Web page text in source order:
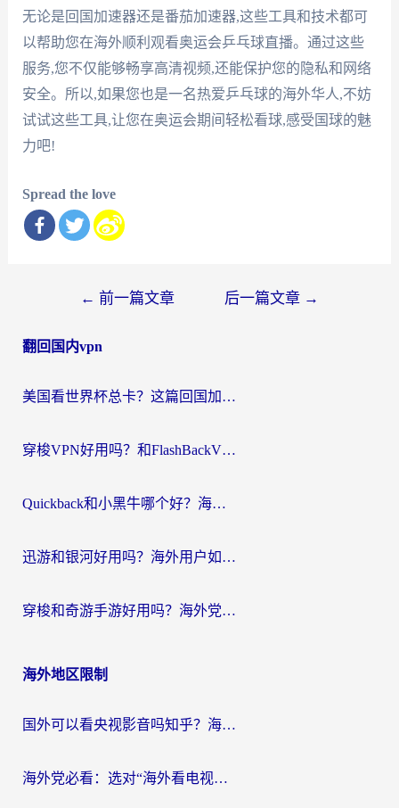
无论是回国加速器还是番茄加速器,这些工具和技术都可
以帮助您在海外顺利观看奥运会乒乓球直播。通过这些
服务,您不仅能够畅享高清视频,还能保护您的隐私和网络
安全。所以,如果您也是一名热爱乒乓球的海外华人,不妨
试试这些工具,让您在奥运会期间轻松看球,感受国球的魅
力吧!
Spread the love
导
← 前一篇文章 后一篇文章 →
翻回国内vpn
美国看世界杯总卡？这篇回国加速器指南帮你无缝刷国内资源（附苹果手机VPN设置步骤）
穿梭VPN好用吗？和FlashBackVPN对比哪个回国效果更好？
Quickback和小黑牛哪个好？海外党亲测指南，选对回国加速器秒回国内
迅游和银河好用吗？海外用户如何选择回国加速器实现无缝访问国内资源
穿梭和奇游手游好用吗？海外党亲测3款回国加速器，附蜜蜂加速器七天试用攻略
海外地区限制
国外可以看央视影音吗知乎？海外党亲测有效的回国加速方案
海外党必看：选对“海外看电视剧软件”，再也不用愁国内剧刷不了